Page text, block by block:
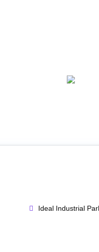
Ideal Industrial